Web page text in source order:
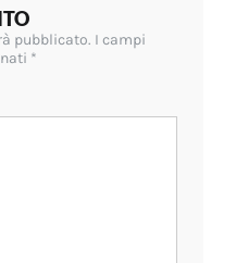
pubblicato. I campi
*